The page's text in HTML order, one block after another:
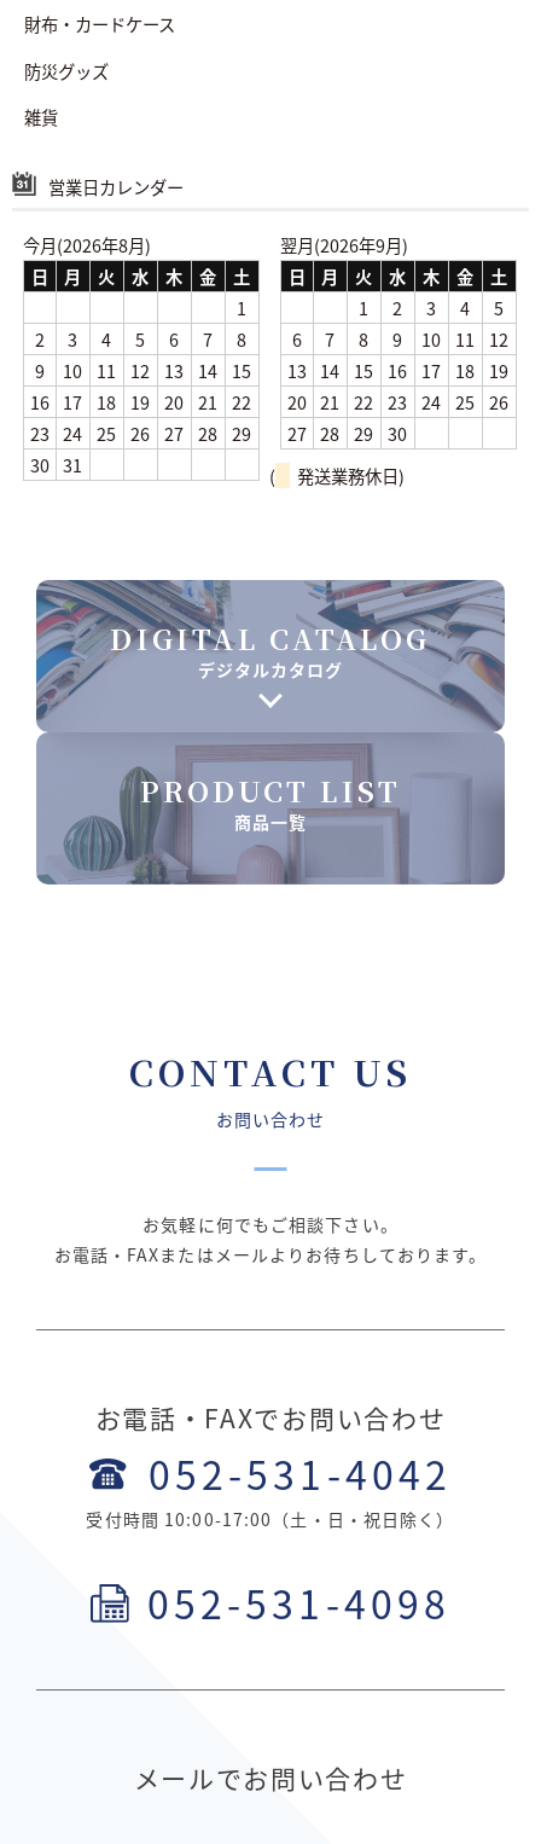
財布・カードケース
防災グッズ
雑貨
営業日カレンダー
今月(2026年8月)
日
月 火 水 木 金
土
1
2
3 4 5 6 7
8
9
10 11 12 13 14
15
16 17 18 19 20 21
22
23 24 25 26 27 28 29
30 31
翌月(2026年9月)
日
月 火 水 木 金
土
1
2 3 4
5
6
7 8 9 10 11
12
13
14 15 16 17 18
19
20 21 22 23 24 25 26
27 28 29 30
(
発送業務休日)
DIGITAL CATALOG
デジタルカタログ
PRODUCT LIST
商品一覧
CONTACT US
お問い合わせ
お気軽に何でもご相談下さい。
お電話・FAXまたはメールよりお待ちしております。
お電話・FAXでお問い合わせ
052-531-4042
受付時間 10:00-17:00（土・日・祝日除く）
052-531-4098
メールでお問い合わせ